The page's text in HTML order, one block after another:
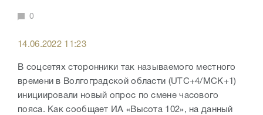
0
14.06.2022 11:23
В соцсетях сторонники так называемого местного
времени в Волгоградской области (UTC+4/МСК+1)
инициировали новый опрос по смене часового
пояса. Как сообщает ИА «Высота 102», на данный